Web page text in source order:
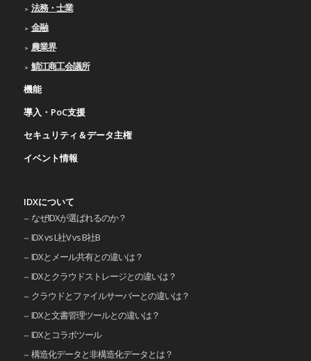
法務・士業
金融
農業界
鯖江商工会議所
機能
導入・PoC支援
セキュリティ＆データ主権
イベント情報
IDXについて
なぜIDXが選ばれるのか？
IDX vs L社V vs B社B
IDXとメール共有との違いは？
IDXとクラウドストレージとの違いは？
クラウドとファイルサーバーとの違いは？
IDXと文書管理ツールとの違いは？
IDXとコラボツール
構造化データと非構造化データとは？